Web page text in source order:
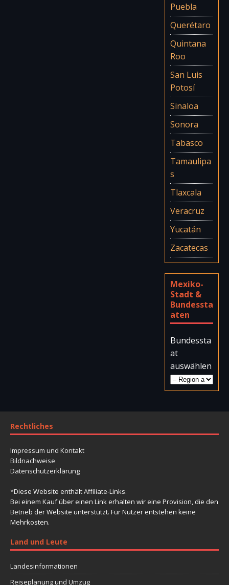
Puebla
Querétaro
Quintana
Roo
San Luis
Potosí
Sinaloa
Sonora
Tabasco
Tamaulipa
s
Tlaxcala
Veracruz
Yucatán
Zacatecas
Mexiko-
Stadt &
Bundessta
aten
Bundessta
at
auswählen
Rechtliches
Impressum und Kontakt
Bildnachweise
Datenschutzerklärung
*Diese Website enthält Affiliate-Links.
Bei einem Kauf über einen Link erhalten wir eine Provision, die den
Betrieb der Website unterstützt. Für Nutzer entstehen keine
Mehrkosten.
Land und Leute
Landesinformationen
Reiseplanung und Umzug